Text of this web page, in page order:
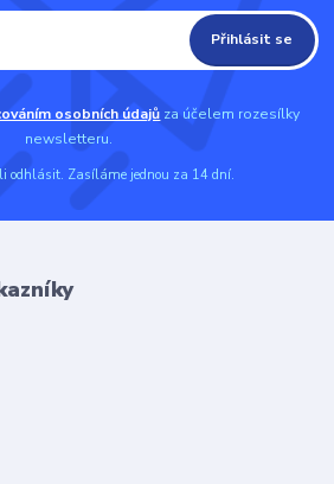
Přihlásit se
osobních údajů za účelem rozesílky
newsletteru.
odhlásit. Zasíláme jednou za 14 dní.